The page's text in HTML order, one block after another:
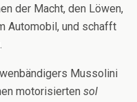
der Macht, den Löwen,
Automobil, und schafft
Mussolini
motorisierten sol